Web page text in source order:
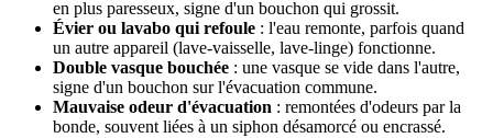
en plus paresseux, signe d'un bouchon qui grossit.
Évier ou lavabo qui refoule : l'eau remonte, parfois quand
un autre appareil (lave-vaisselle, lave-linge) fonctionne.
Double vasque bouchée : une vasque se vide dans l'autre,
signe d'un bouchon sur l'évacuation commune.
Mauvaise odeur d'évacuation : remontées d'odeurs par la
bonde, souvent liées à un siphon désamorcé ou encrassé.